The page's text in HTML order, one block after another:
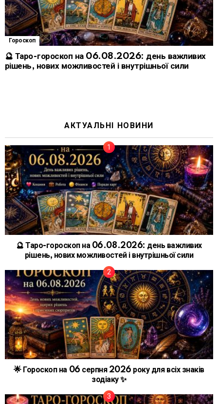
Гороскоп
🔮 Таро-гороскоп на 06.08.2026: день важливих
рішень, нових можливостей і внутрішньої сили
АКТУАЛЬНІ НОВИНИ
🔮 Таро-гороскоп на 06.08.2026: день важливих
рішень, нових можливостей і внутрішньої сили
🌟 Гороскоп на 06 серпня 2026 року для всіх знаків
зодіаку ✨